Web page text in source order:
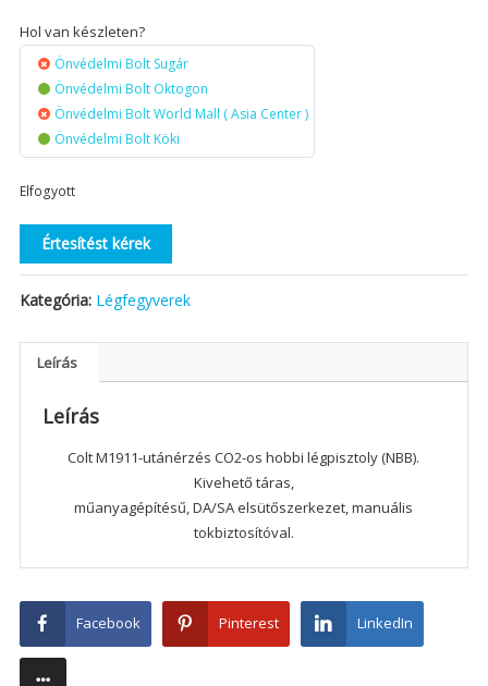
Hol van készleten?
Önvédelmi Bolt Sugár
Önvédelmi Bolt Oktogon
Önvédelmi Bolt World Mall ( Asia Center )
Önvédelmi Bolt Köki
Elfogyott
Értesítést kérek
Kategória: Légfegyverek
Leírás
Leírás
Colt M1911-utánérzés CO2-os hobbi légpisztoly (NBB).
Kivehető táras,
műanyagépítésű, DA/SA elsütőszerkezet, manuális
tokbiztosítóval.
Facebook Pinterest LinkedIn